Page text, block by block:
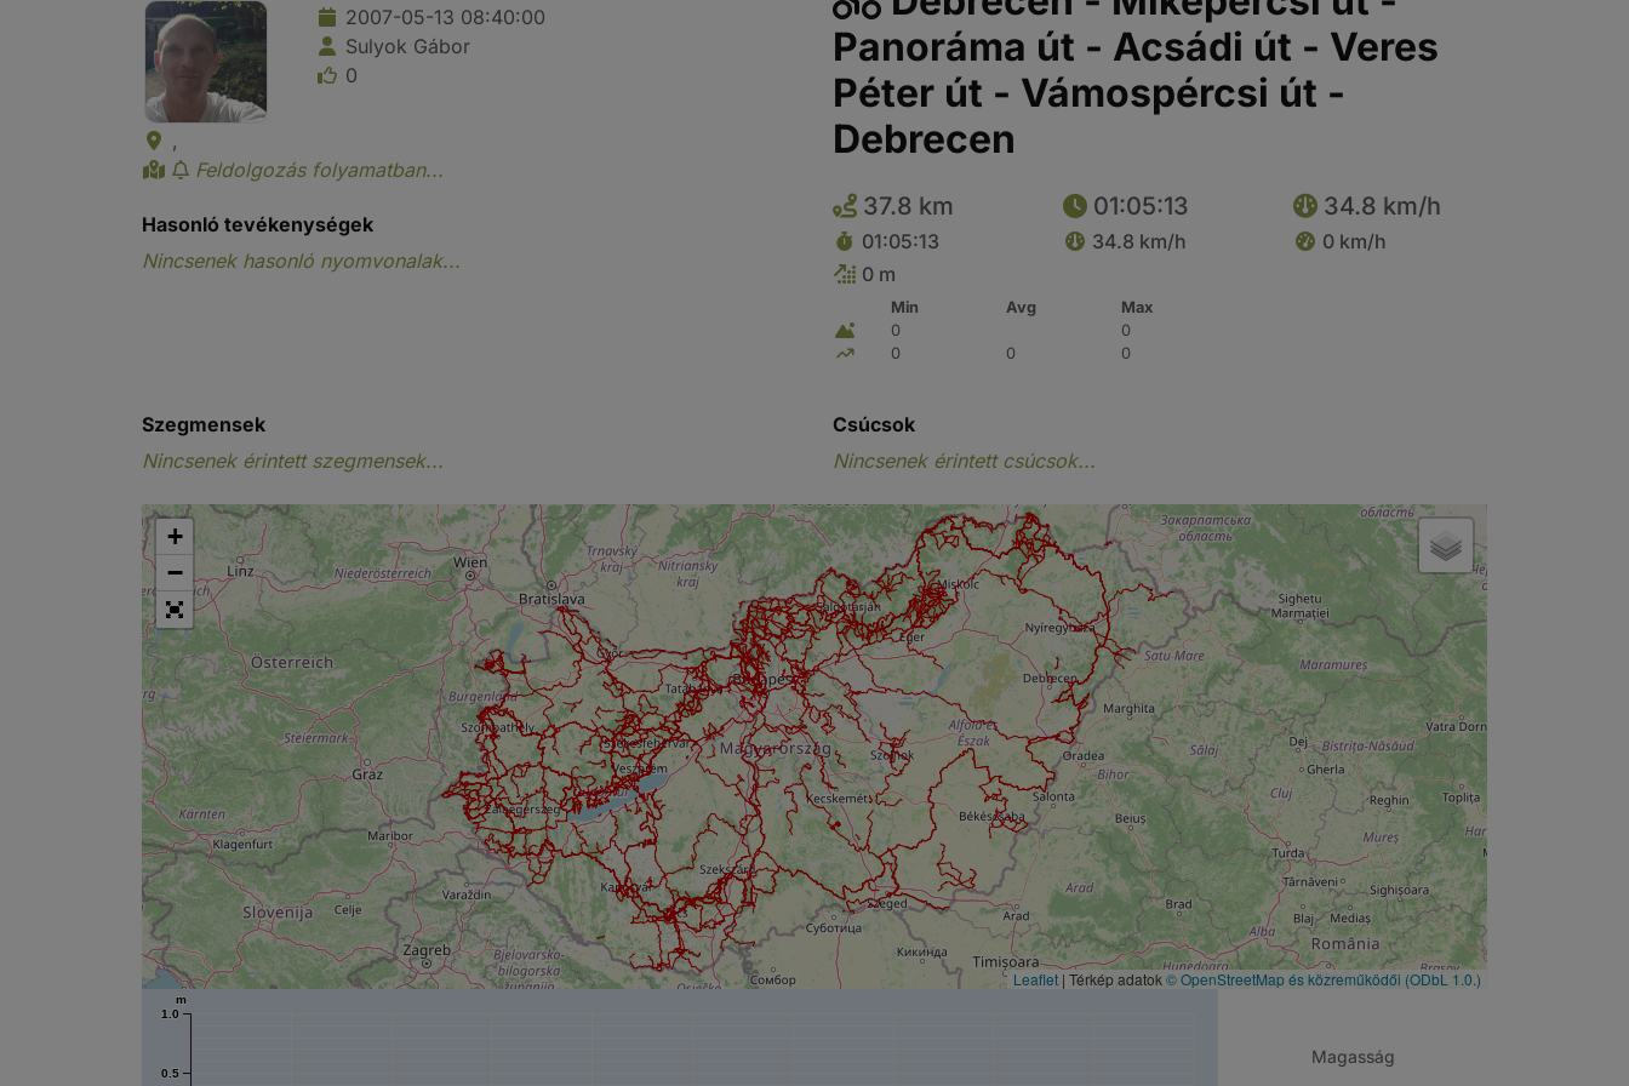
2007-05-13 08:40:00
Sulyok Gábor
0
,
Feldolgozás folyamatban...
Hasonló tevékenységek
Nincsenek hasonló nyomvonalak...
Panoráma út - Acsádi út - Veres
Péter út - Vámospércsi út -
Debrecen
37.8 km 01:05:13 34.8 km/h
01:05:13 34.8 km/h
0 km/h
0 m
Min Avg
Max
0
0
0
0 0
Szegmensek
Nincsenek érintett szegmensek...
Csúcsok
Nincsenek érintett csúcsok...
+
−
Leaflet | Térkép adatok© OpenStreetMap és közreműködői (ODbL 1.0.)
0.5
1.0
m
Magasság